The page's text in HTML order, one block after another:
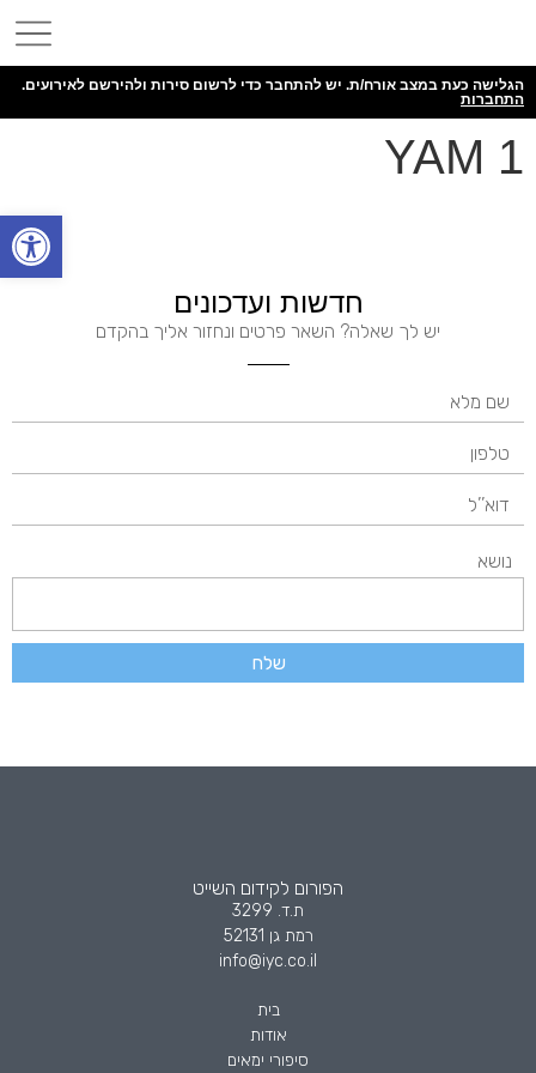
הגלישה כעת במצב אורח/ת. יש להתחבר כדי לרשום סירות ולהירשם לאירועים.
התחברות
YAM 1
חדשות ועדכונים
יש לך שאלה? השאר פרטים ונחזור אליך בהקדם
נושא
שלח
הפורום לקידום השייט
ת.ד. 3299
רמת גן 52131
info@iyc.co.il
בית
אודות
סיפורי ימאים